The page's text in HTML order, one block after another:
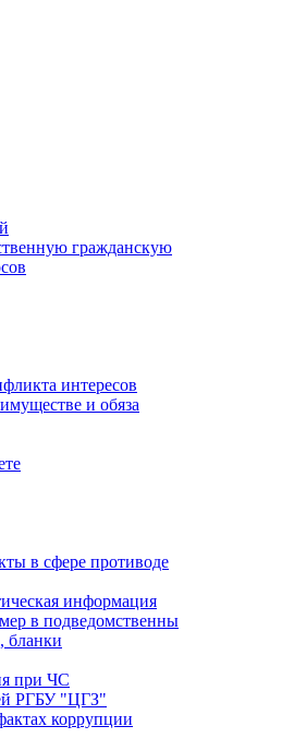
гражданскую
интересов
и обяза
в сфере противоде
информация
в подведомственны
бланки
при ЧС
РГБУ "ЦГЗ"
коррупции